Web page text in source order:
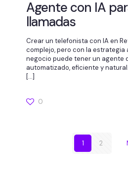
Agente con IA
llamadas
Crear un telefonista con IA en
complejo, pero con la estrategia
negocio puede tener un agente
automatizado, eficiente y
[…]
0
1 2